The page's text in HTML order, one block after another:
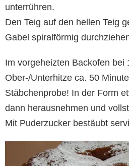
unterrühren.
Den Teig auf den hellen Teig
Gabel spiralförmig
Im vorgeheizten Backofen bei
Ober-/Unterhitze ca. 50
Stäbchenprobe! In der Form
dann herausnehmen und
Mit Puderzucker bestäubt